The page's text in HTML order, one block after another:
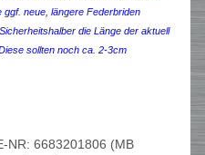
ggf. neue, längere Federbriden
die Länge der aktuell
sollten noch ca. 2-3cm
NR: 6683201806 (MB